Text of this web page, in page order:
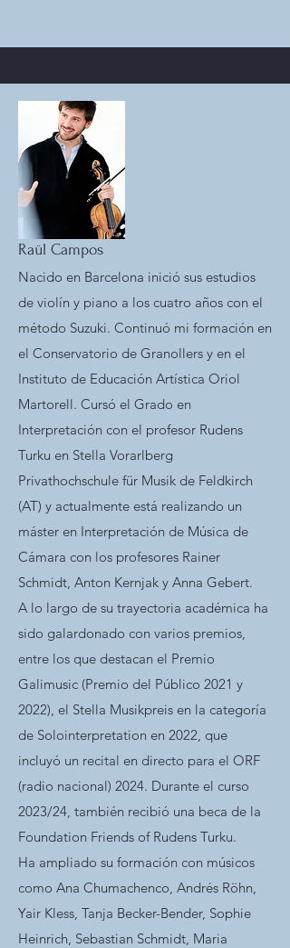
Raül Campos
Nacido en Barcelona inició sus estudios
de violín y piano a los cuatro años con el
método Suzuki. Continuó mi formación en
el Conservatorio de Granollers y en el
Instituto de Educación Artística Oriol
Martorell. Cursó el Grado en
Interpretación con el profesor Rudens
Turku en Stella Vorarlberg
Privathochschule für Musik de Feldkirch
(AT) y actualmente está realizando un
máster en Interpretación de Música de
Cámara con los profesores Rainer
Schmidt, Anton Kernjak y Anna Gebert.
A lo largo de su trayectoria académica ha
sido galardonado con varios premios,
entre los que destacan el Premio
Galimusic (Premio del Público 2021 y
2022), el Stella Musikpreis en la categoría
de Solointerpretation en 2022, que
incluyó un recital en directo para el ORF
(radio nacional) 2024. Durante el curso
2023/24, también recibió una beca de la
Foundation Friends of Rudens Turku.
Ha ampliado su formación con músicos
como Ana Chumachenco, Andrés Röhn,
Yair Kless, Tanja Becker-Bender, Sophie
Heinrich, Sebastian Schmidt, Maria